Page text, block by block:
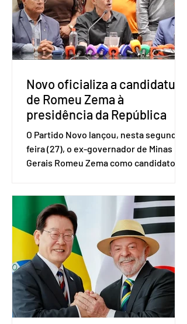
Brasileiro de Geografia e Estatística
(IBGE). O estudo do Sebrae mostra que,
no quarto trimestre de 2025, os
empreendedores 60+ formalizados
atingiram o maior rendime
Novo oficializa a candidatura
de Romeu Zema à
presidência da República
O Partido Novo lançou, nesta segunda-
feira (27), o ex-governador de Minas
Gerais Romeu Zema como candidato à
Brasília. O Novo ainda não definiu quem
vai compor a chapa como candidato a
vice-presidente. A convenção contou
com a presença do presidente nacional
do partido, Eduardo Ribeiro, e do
senador Eduardo Girão, filiado ao Novo
desde fevereiro de 2023. Formado em
administração de empresas pela
Fundaç